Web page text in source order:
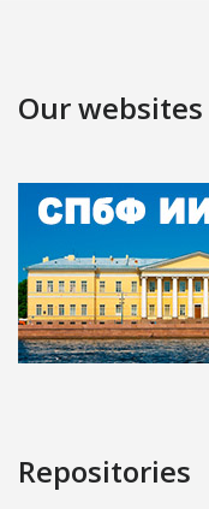
Our websites
Repositories